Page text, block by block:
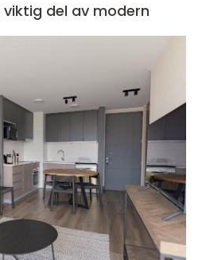
del av modern